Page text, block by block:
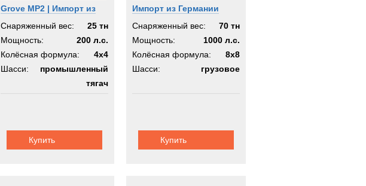
Grove MP2 | Импорт из
Германии
Снаряженный вес:
25 тн
Мощность:
200 л.с.
Колёсная формула:
4x4
Шасси:
промышленный
тягач
Купить
Импорт из Германии
Снаряженный вес:
70 тн
Мощность:
1000 л.с.
Колёсная формула:
8x8
Шасси:
грузовое
Купить